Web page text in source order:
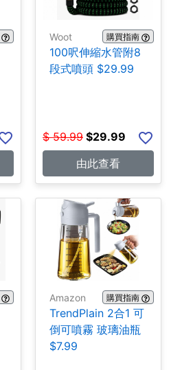
Woot 購買指南
100呎伸縮水管附8
段式噴頭 $29.99
$ 59.99 $29.99
由此查看
Amazon 購買指南
TrendPlain 2合1 可
倒可噴霧 玻璃油瓶
$7.99